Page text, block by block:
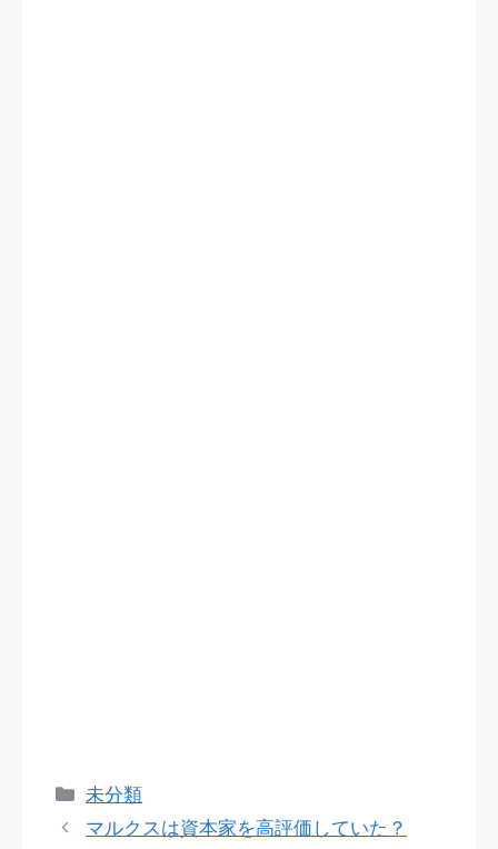
カ
テ
未分類
マルクスは資本家を高評価していた？